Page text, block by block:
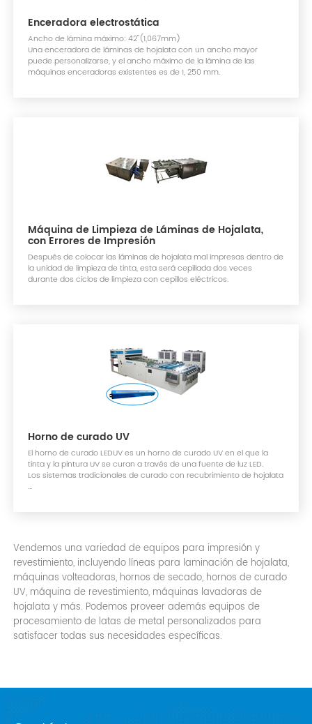
Enceradora electrostática
Ancho de lámina máximo: 42"(1,067mm)
Una enceradora de láminas de hojalata con un ancho mayor
puede personalizarse, y el ancho máximo de la lámina de las
máquinas enceradoras existentes es de 1, 250 mm.
Máquina de Limpieza de Láminas de Hojalata,
con Errores de Impresión
Después de colocar las láminas de hojalata mal impresas dentro de
la unidad de limpieza de tinta, esta será cepillada dos veces
durante dos ciclos de limpieza con cepillos eléctricos.
Horno de curado UV
El horno de curado LEDUV es un horno de curado UV en el que la
tinta y la pintura UV se curan a través de una fuente de luz LED.
Los sistemas tradicionales de curado con recubrimiento de hojalata
...
Vendemos una variedad de equipos para impresión y
revestimiento, incluyendo líneas para laminación de hojalata,
máquinas volteadoras, hornos de secado, hornos de curado
UV, máquina de revestimiento, máquinas lavadoras de
hojalata y más. Podemos proveer además equipos de
procesamiento de latas de metal personalizados para
satisfacer todas sus necesidades específicas.